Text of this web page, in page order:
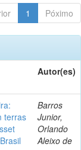
1 Póximo
Autor(es)
terras
Barros
Junior,
Orlando
Aleixo de